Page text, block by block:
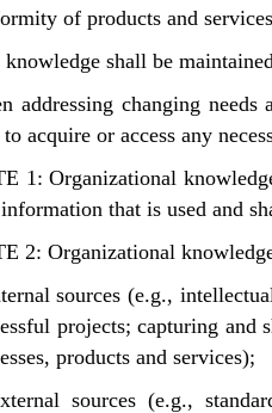
of products and
shall be
addressing changing
acquire or access any
1: Organizational
that is used and
2: Organizational
sources (e.g.,
projects; capturing and
products and services);
sources (e.g.,